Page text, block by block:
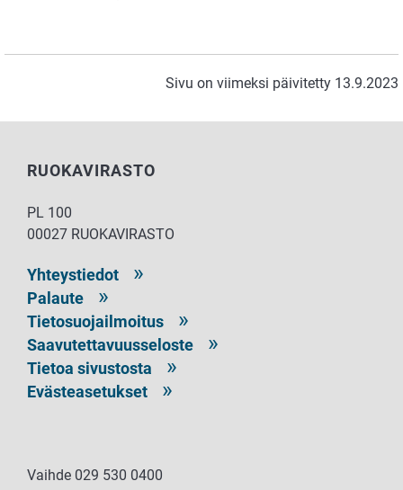
Sivu on viimeksi päivitetty 13.9.2023
RUOKAVIRASTO
PL 100
00027 RUOKAVIRASTO
Yhteystiedot
Palaute
Tietosuojailmoitus
Saavutettavuusseloste
Tietoa sivustosta
Evästeasetukset
Vaihde 029 530 0400